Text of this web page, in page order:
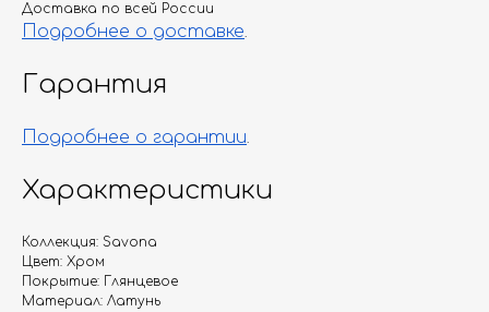
Доставка по всей России
Подробнее о доставке.
Гарантия
Подробнее о гарантии.
Характеристики
Коллекция: Savona
Цвет: Хром
Покрытие: Глянцевое
Материал: Латунь